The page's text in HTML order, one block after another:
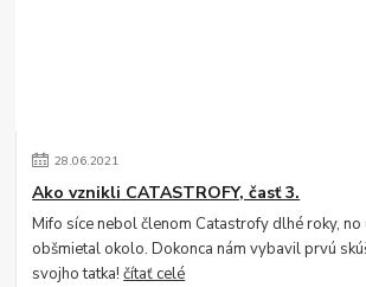
28.06.2021
Ako vznikli CATASTROFY, časť 3.
Mifo síce nebol členom Catastrofy dlhé roky, no
obšmietal okolo. Dokonca nám vybavil prvú
svojho tatka!čítať celé